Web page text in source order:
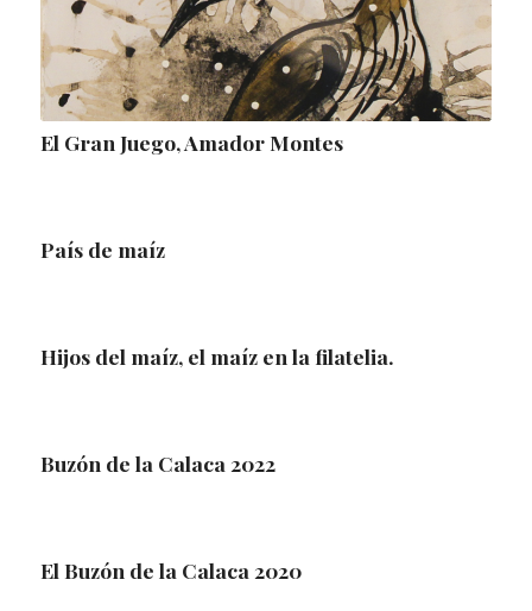
El Gran Juego, Amador Montes
País de maíz
Hijos del maíz, el maíz en la filatelia.
Buzón de la Calaca 2022
El Buzón de la Calaca 2020